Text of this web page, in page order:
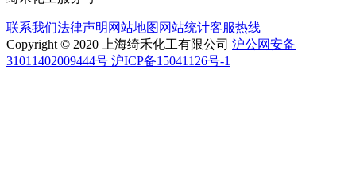
联系我们法律声明 网站地图 网站统计客服热线
Copyright © 2020 上海绮禾化工有限公司 沪公网安备
31011402009444号 沪ICP备15041126号-1